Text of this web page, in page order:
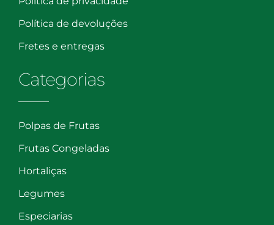
Política de devoluções
Fretes e entregas
Categorias
Polpas de Frutas
Frutas Congeladas
Hortaliças
Legumes
Especiarias